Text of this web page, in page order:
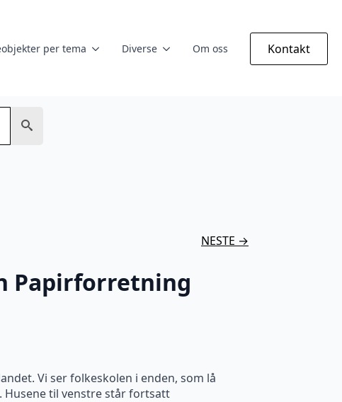
per tema Diverse Om oss Kontakt
NESTE →
Papirforretning
Vi ser folkeskolen i enden, som lå
til venstre står fortsatt